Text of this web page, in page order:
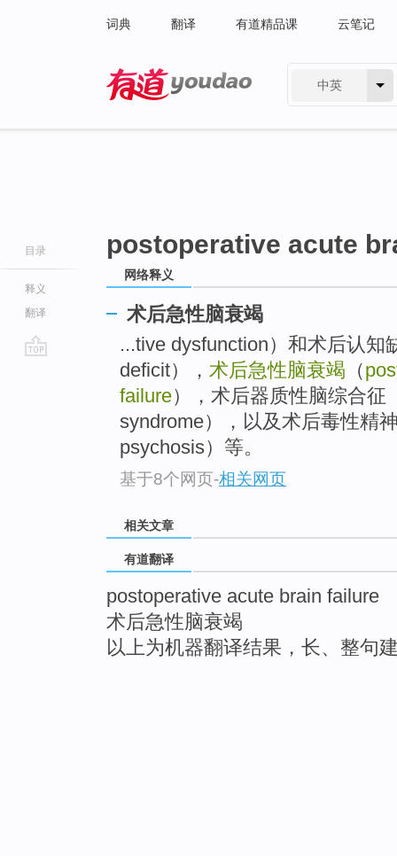
词典 翻译 有道精品课 云笔记
中英
目录
释义
翻译
postoperative acute
网络释义
术后急性脑衰竭
...tive dysfunction）和术后认知
deficit）， 术后急性脑衰竭 （
failure），术后器质性脑综合征
syndrome），以及术后毒性精
psychosis）等。
基于8个网页-相关网页
相关文章
有道翻译
postoperative acute brain failure
术后急性脑衰竭
以上为机器翻译结果，长、整句